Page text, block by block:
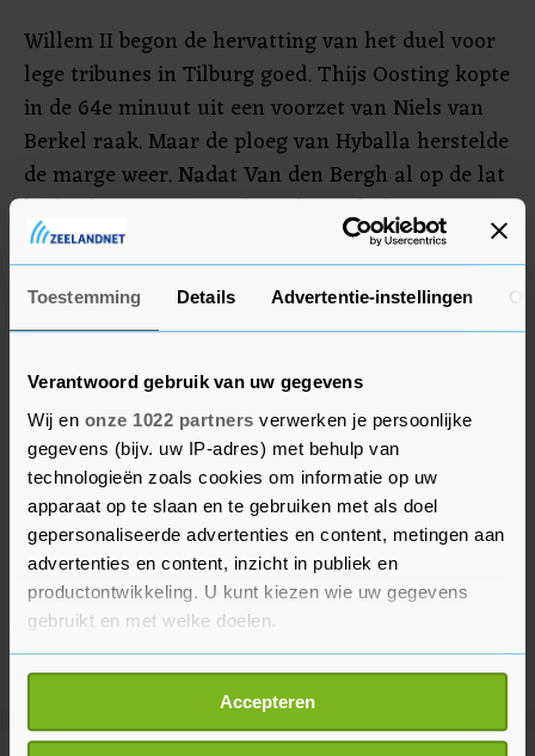
Toestemming Details Advertentie-instellingen
Verantwoord gebruik van uw gegevens
Wij en onze 1022 partners verwerken je persoonlijke
gegevens (bijv. uw IP-adres) met behulp van
technologieën zoals cookies om informatie op uw
apparaat op te slaan en te gebruiken met als doel
gepersonaliseerde advertenties en content, metingen aan
advertenties en content, inzicht in publiek en
productontwikkeling. U kunt kiezen wie uw gegevens
gebruikt en met welke doelen.
Als u het toestaat, willen we ook graag:
Informatie verzamelen over uw geografische
locatie, die tot een paar meter nauwkeurig kan zijn
Accepteren
Willem II begon de hervatting van het duel voor
lege tribunes in Tilburg goed. Thijs Oosting kopte
in de 64e minuut uit een voorzet van Niels van
Berkel raak. Maar de ploeg van Hyballa herstelde
de marge weer. Nadat Van den Bergh al op de lat
had gekopt, was nu ook Sejdiu trefzeker. Daarna
controleerden de Bredanaars de wedstrijd.